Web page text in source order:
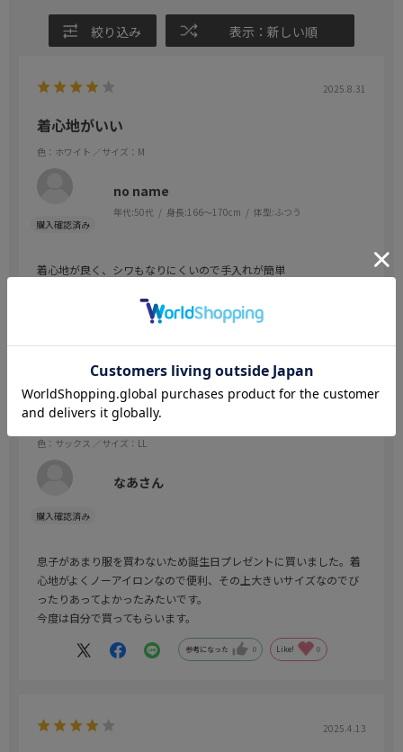
絞り込み 表示：新しい順
2025.8.31
着心地がいい
色：ホワイト ／サイズ：M
no name
年代:50代 身長:166～170cm 体型:ふつう
着心地が良く、シワもなりにくいので手入れが簡単
着心地抜群
色：サックス ／サイズ：LL
なあさん
息子があまり服を買わないため誕生日プレゼントに買いました。着
心地がよくノーアイロンなので便利、その上大きいサイズなのでび
ったりあってよかったみたいです。
今度は自分で買ってもらいます。
参考になった 0 Like! 0
2025.4.13